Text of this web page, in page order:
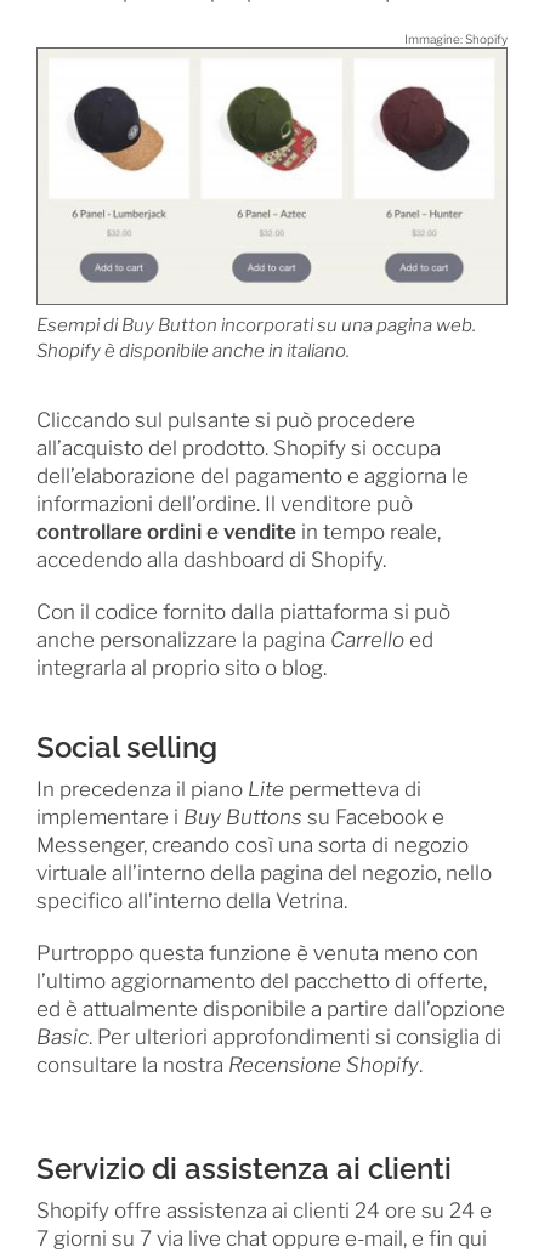
Immagine: Shopify
Esempi di Buy Button incorporati su una pagina web.
Shopify è disponibile anche in italiano.
Cliccando sul pulsante si può procedere
all’acquisto del prodotto. Shopify si occupa
dell’elaborazione del pagamento e aggiorna le
informazioni dell’ordine. Il venditore può
controllare ordini e venditein tempo reale,
accedendo alla dashboard di Shopify.
Con il codice fornito dalla piattaforma si può
anche personalizzare la pagina Carrelloed
integrarla al proprio sito o blog.
Social selling
In precedenza il piano Litepermetteva di
implementare i Buy Buttons su Facebook e
Messenger, creando così una sorta di negozio
virtuale all’interno della pagina del negozio, nello
specifico all’interno della Vetrina.
Purtroppo questa funzione è venuta meno con
l’ultimo aggiornamento del pacchetto di offerte,
ed è attualmente disponibile a partire dall’opzione
Basic. Per ulteriori approfondimenti si consiglia di
consultare la nostra Recensione Shopify.
Servizio di assistenza ai clienti
Shopify offre assistenza ai clienti 24 ore su 24 e
7 giorni su 7 via live chat oppure e-mail, e fin qui